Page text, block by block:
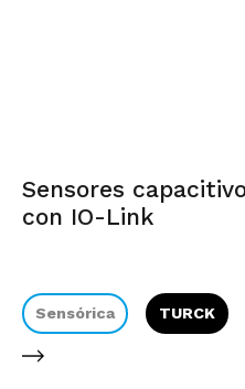
Sensores
con IO-Link
Sensórica TURCK